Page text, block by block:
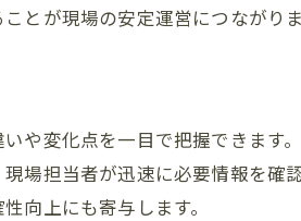
囲と地域区分の紐付け方
変更と地域区分調整の影響
重要な地域区分の最新比較
る訪問介護の現状
とが現場の安定運営につながり
や変化点を一目で把握できます
場担当者が迅速に必要情報を確
向上にも寄与します。